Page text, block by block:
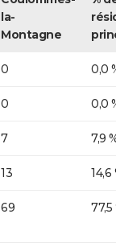
la-
Montagne
0 0,0
0 0,0
7 7,9
13 14,6
69 77,5